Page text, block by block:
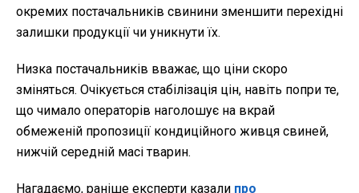
окремих постачальників свинини зменшити перехідні
залишки продукції чи уникнути їх.
Низка постачальників вважає, що ціни скоро
зміняться. Очікується стабілізація цін, навіть попри те,
що чимало операторів наголошує на вкрай
обмеженій пропозиції кондиційного живця свиней,
нижчій середній масі тварин.
Нагадаємо, раніше експерти казали про